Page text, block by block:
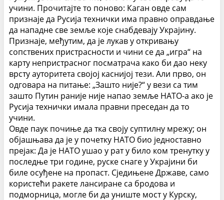
учини. Прочитајте то поново: Каган овде сам
признаје да Русија технички има правно оправдање
да нападне све земље које снабдевају Украјину.
Признаје, међутим, да је лукав у откривању
сопствених пристрасности и чини се да „игра“ на
карту непристрасног посматрача како би дао неку
врсту ауторитета својој каснијој тези. Али прво, он
одговара на питање: „Зашто није?“ у вези са тим
зашто Путин раније није напао земље НАТО-а ако је
Русија технички имала правни преседан да то
учини.
Овде паук почиње да тка своју суптилну мрежу; он
објашњава да је у почетку НАТО био једноставно
прејак: Да је НАТО ушао у рат у било ком тренутку у
последње три године, руске снаге у Украјини би
биле осуђене на пропаст. Сједињене Државе, само
користећи ракете лансиране са бродова и
подморница, могле би да униште мост у Курску,